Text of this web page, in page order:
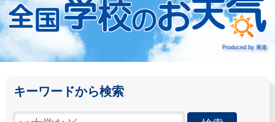
Produced by 東進
キーワードから検索